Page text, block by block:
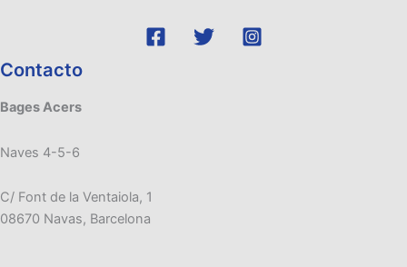
Contacto
Bages Acers
Naves 4-5-6
C/ Font de la Ventaiola, 1
08670 Navas, Barcelona